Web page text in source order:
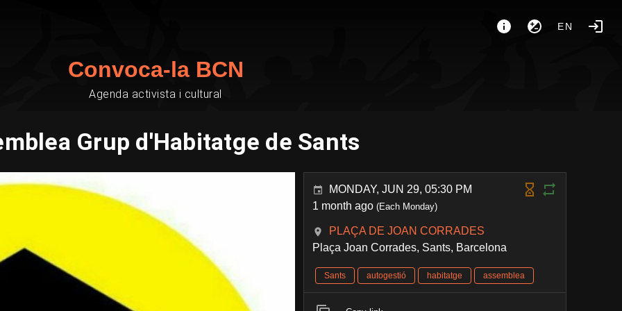
EN
Convoca-la BCN
Agenda activista i cultural
Grup d'Habitatge de Sants
MONDAY, JUN 29, 05:30 PM
1 month ago (Each Monday)
PLAÇA DE JOAN CORRADES
Plaça Joan Corrades, Sants, Barcelona
Sants autogestió habitatge assemblea